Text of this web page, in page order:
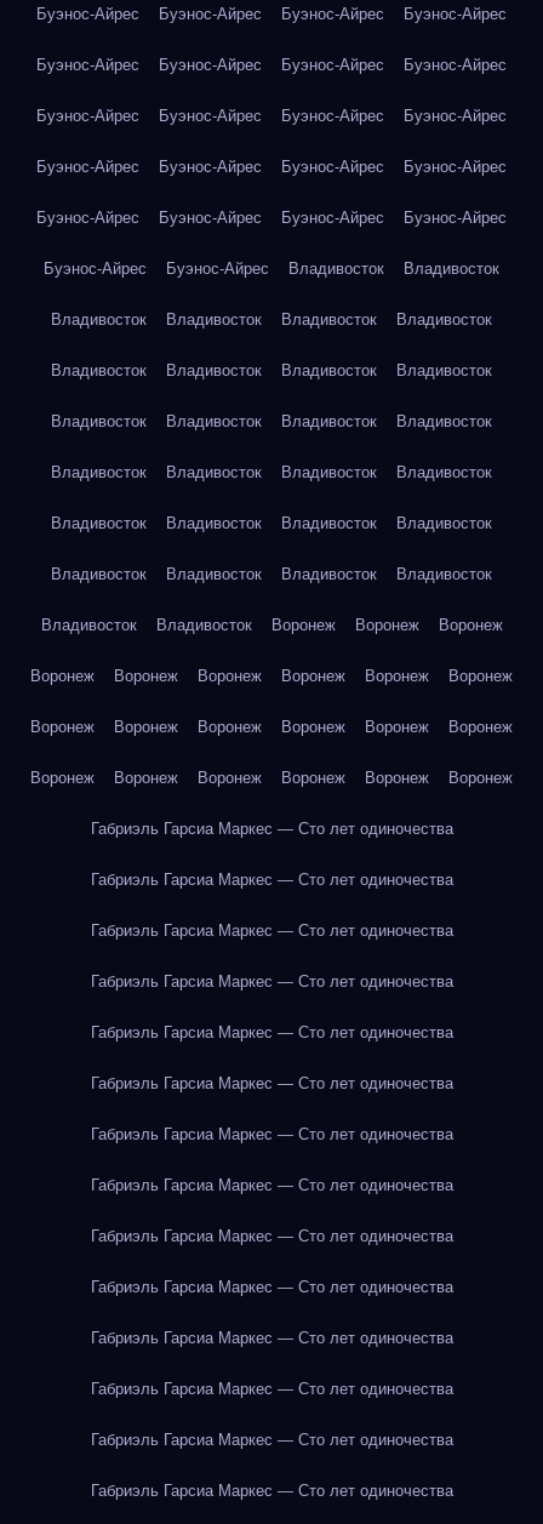
Буэнос-Айрес Буэнос-Айрес Буэнос-Айрес Буэнос-Айрес
Буэнос-Айрес Буэнос-Айрес Буэнос-Айрес Буэнос-Айрес
Буэнос-Айрес Буэнос-Айрес Буэнос-Айрес Буэнос-Айрес
Буэнос-Айрес Буэнос-Айрес Буэнос-Айрес Буэнос-Айрес
Буэнос-Айрес Буэнос-Айрес Буэнос-Айрес Буэнос-Айрес
Буэнос-Айрес Буэнос-Айрес Владивосток Владивосток
Владивосток Владивосток Владивосток Владивосток
Владивосток Владивосток Владивосток Владивосток
Владивосток Владивосток Владивосток Владивосток
Владивосток Владивосток Владивосток Владивосток
Владивосток Владивосток Владивосток Владивосток
Владивосток Владивосток Владивосток Владивосток
Владивосток Владивосток Воронеж Воронеж Воронеж
Воронеж Воронеж Воронеж Воронеж Воронеж Воронеж
Воронеж Воронеж Воронеж Воронеж Воронеж Воронеж
Воронеж Воронеж Воронеж Воронеж Воронеж Воронеж
Габриэль Гарсиа Маркес — Сто лет одиночества
Габриэль Гарсиа Маркес — Сто лет одиночества
Габриэль Гарсиа Маркес — Сто лет одиночества
Габриэль Гарсиа Маркес — Сто лет одиночества
Габриэль Гарсиа Маркес — Сто лет одиночества
Габриэль Гарсиа Маркес — Сто лет одиночества
Габриэль Гарсиа Маркес — Сто лет одиночества
Габриэль Гарсиа Маркес — Сто лет одиночества
Габриэль Гарсиа Маркес — Сто лет одиночества
Габриэль Гарсиа Маркес — Сто лет одиночества
Габриэль Гарсиа Маркес — Сто лет одиночества
Габриэль Гарсиа Маркес — Сто лет одиночества
Габриэль Гарсиа Маркес — Сто лет одиночества
Габриэль Гарсиа Маркес — Сто лет одиночества